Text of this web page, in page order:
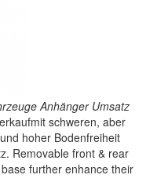
Anhänger Umsatz
schweren, aber
hoher Bodenfreiheit
Removable front & rear
further enhance their